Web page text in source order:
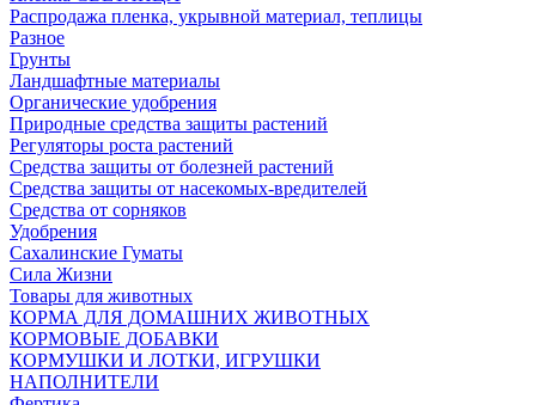
Распродажа пленка, укрывной материал, теплицы
Разное
Грунты
Ландшафтные материалы
Органические удобрения
Природные средства защиты растений
Регуляторы роста растений
Средства защиты от болезней растений
Средства защиты от насекомых-вредителей
Средства от сорняков
Удобрения
Сахалинские Гуматы
Сила Жизни
Товары для животных
КОРМА ДЛЯ ДОМАШНИХ ЖИВОТНЫХ
КОРМОВЫЕ ДОБАВКИ
КОРМУШКИ И ЛОТКИ, ИГРУШКИ
НАПОЛНИТЕЛИ